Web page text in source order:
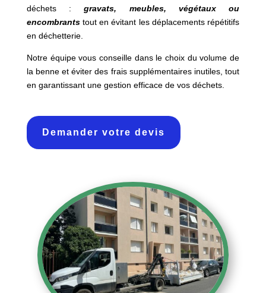
déchets :gravats, meubles, végétaux ou
encombrantstout en évitant les déplacements répétitifs
en déchetterie.
Notre équipe vous conseille dans le choix du volume de
la benne et éviter des frais supplémentaires inutiles, tout
en garantissant une gestion efficace de vos déchets.
Demander votre devis